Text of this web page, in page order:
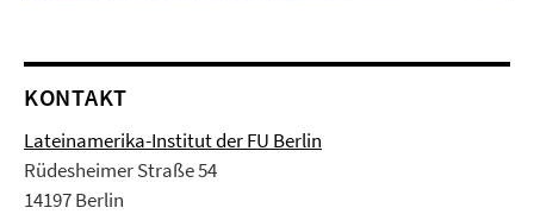
KONTAKT
Lateinamerika-Institut der FU Berlin
Rüdesheimer Straße 54
14197 Berlin